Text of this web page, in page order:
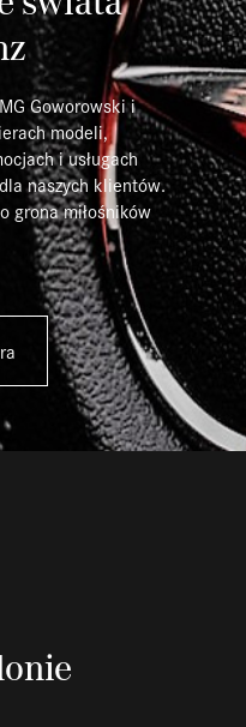
Goworowski i
modeli,
i usługach
naszych klientów.
grona miłośników